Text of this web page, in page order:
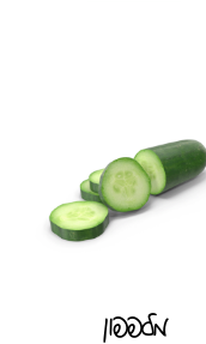
מלפפון